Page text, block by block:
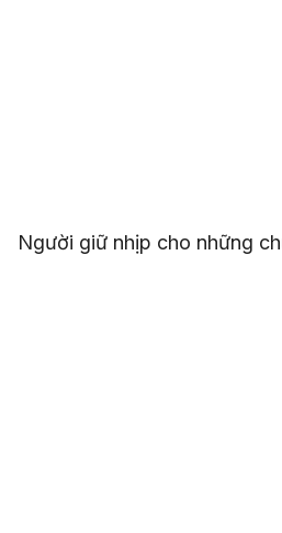
Người giữ nhịp cho những